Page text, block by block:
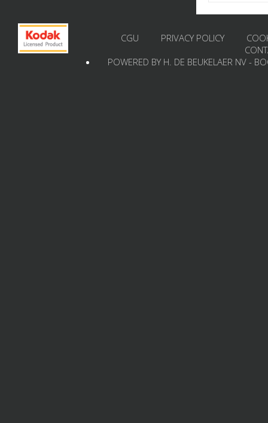
CGU PRIVACY POLICY
POWERED BY H. DE BEUKELAER NV -